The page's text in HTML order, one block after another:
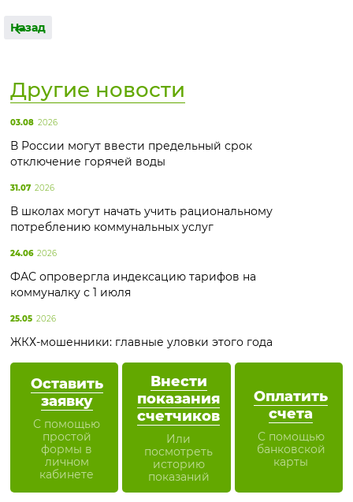
Назад
Оставить
заявку
С помощью
простой
формы в
личном
кабинете
Внести
показания
счетчиков
Или
посмотреть
историю
показаний
Оплатить
счета
С помощью
банковской
карты
Другие новости
03.08 2026
В России могут ввести предельный срок
отключение горячей воды
31.07 2026
В школах могут начать учить рациональному
потреблению коммунальных услуг
24.06 2026
ФАС опровергла индексацию тарифов на
коммуналку с 1 июля
25.05 2026
ЖКХ-мошенники: главные уловки этого года